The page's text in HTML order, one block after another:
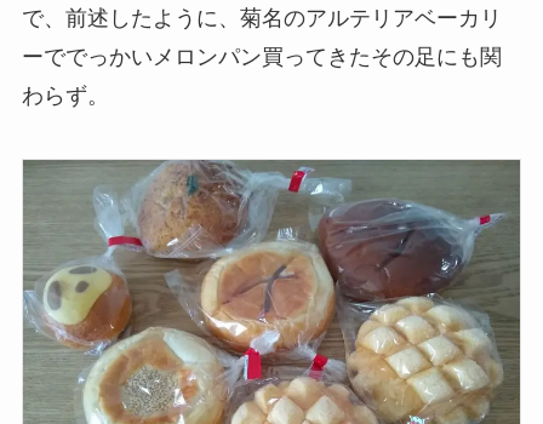
で、前述したように、菊名のアルテリアベーカリ
ーででっかいメロンパン買ってきたその足にも関
わらず。